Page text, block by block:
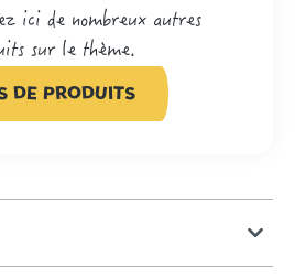
ici de nombreux autres
sur le thème.
DE PRODUITS